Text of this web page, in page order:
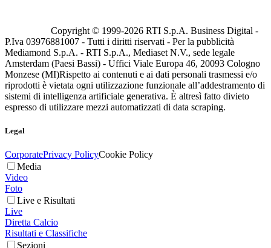
Copyright © 1999-2026 RTI S.p.A. Business Digital -
P.Iva 03976881007 - Tutti i diritti riservati - Per la pubblicità
Mediamond S.p.A. - RTI S.p.A., Mediaset N.V., sede legale
Amsterdam (Paesi Bassi) - Uffici Viale Europa 46, 20093 Cologno
Monzese (MI)Rispetto ai contenuti e ai dati personali trasmessi e/o
riprodotti è vietata ogni utilizzazione funzionale all’addestramento di
sistemi di intelligenza artificiale generativa. È altresì fatto divieto
espresso di utilizzare mezzi automatizzati di data scraping.
Legal
CorporatePrivacy PolicyCookie Policy
Media
Video
Foto
Live e Risultati
Live
Diretta Calcio
Risultati e Classifiche
Sezioni